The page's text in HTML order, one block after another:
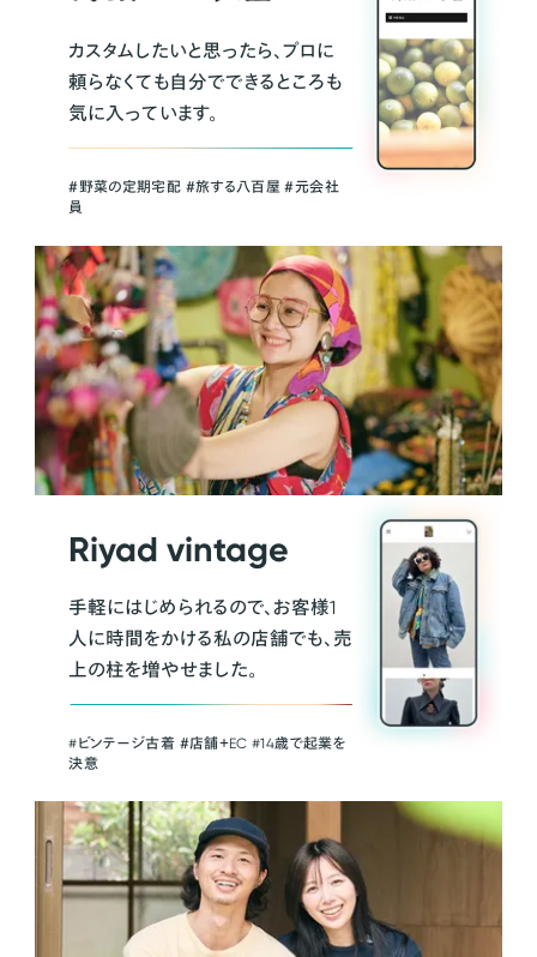
カスタムしたいと思ったら、プロに
頼らなくても自分でできるところも
気に入っています。
＃野菜の定期宅配 ＃旅する八百屋 ＃元会社
員
Riyad vintage
手軽にはじめられるので、お客様1
人に時間をかける私の店舗でも、売
上の柱を増やせました。
#ビンテージ古着 ＃店舗＋EC #14歳で起業を
決意